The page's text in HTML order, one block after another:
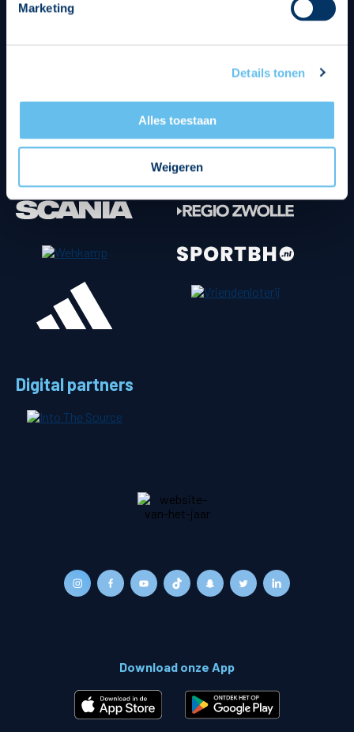
Marketing
Details tonen
Alles toestaan
Weigeren
Digital partners
Download onze App